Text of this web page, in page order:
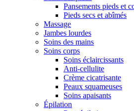
Pansements pieds et
Pieds secs et abîmés
Massage
Jambes lourdes
Soins des mains
Soins corps
Soins éclaircissants
Anti-cellulite
Crème cicatrisante
Peaux squameuses
Soins apaisants
Épilation